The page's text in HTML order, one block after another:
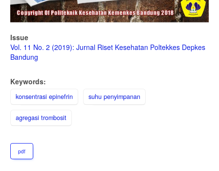
Issue
Vol. 11 No. 2 (2019): Jurnal Riset Kesehatan Poltekkes Depkes
Bandung
Keywords:
konsentrasi epinefrin suhu penyimpanan
agregasi trombosit
pdf